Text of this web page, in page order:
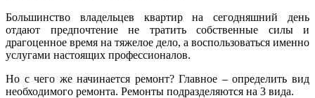
Большинство владельцев квартир на сегодняшний день
отдают предпочтение не тратить собственные силы и
драгоценное время на тяжелое дело, а воспользоваться именно
услугами настоящих профессионалов.
Но с чего же начинается ремонт? Главное – определить вид
необходимого ремонта. Ремонты подразделяются на 3 вида.